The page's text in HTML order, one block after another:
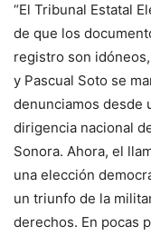
“El Tribunal Estatal
de que los
registro son
y Pascual Soto se
denunciamos desde
dirigencia nacional
Sonora. Ahora, el
una elección
un triunfo de la
derechos. En pocas